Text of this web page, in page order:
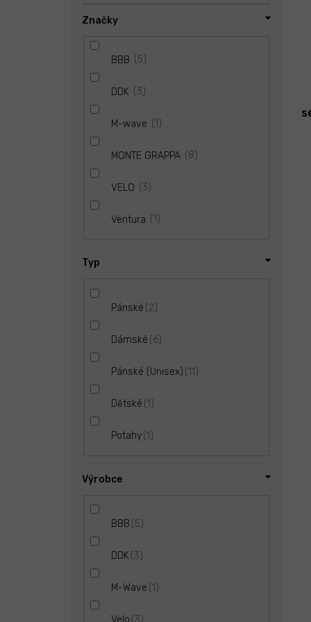
Značky
BBB 5
DDK 3
M-wave 1
MONTE GRAPPA 8
VELO 3
Ventura 1
Typ
Pánské 2
Dámské 6
Pánské (Unisex) 11
Dětské 1
Potahy 1
Výrobce
BBB 5
DDK 3
M-Wave 1
3